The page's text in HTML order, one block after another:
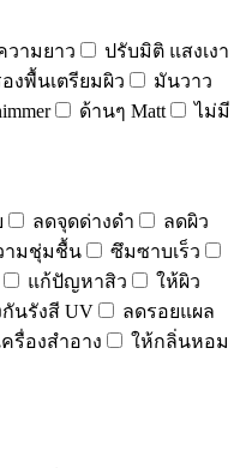
วามยาว
ปรับมิติ แสงเงา
องพื้นเตรียมผิว
มันวาว
ด้านๆ Matt ไม่มี
ลดจุดด่างดำ
ลดผิว
ามชุ่มชื้น
ซึมซาบเร็ว
แก้ปัญหาสิว
ให้ผิว
นรังสี UV
ลดรอยแผล
ครื่องสำอาง
ให้กลิ่นหอม